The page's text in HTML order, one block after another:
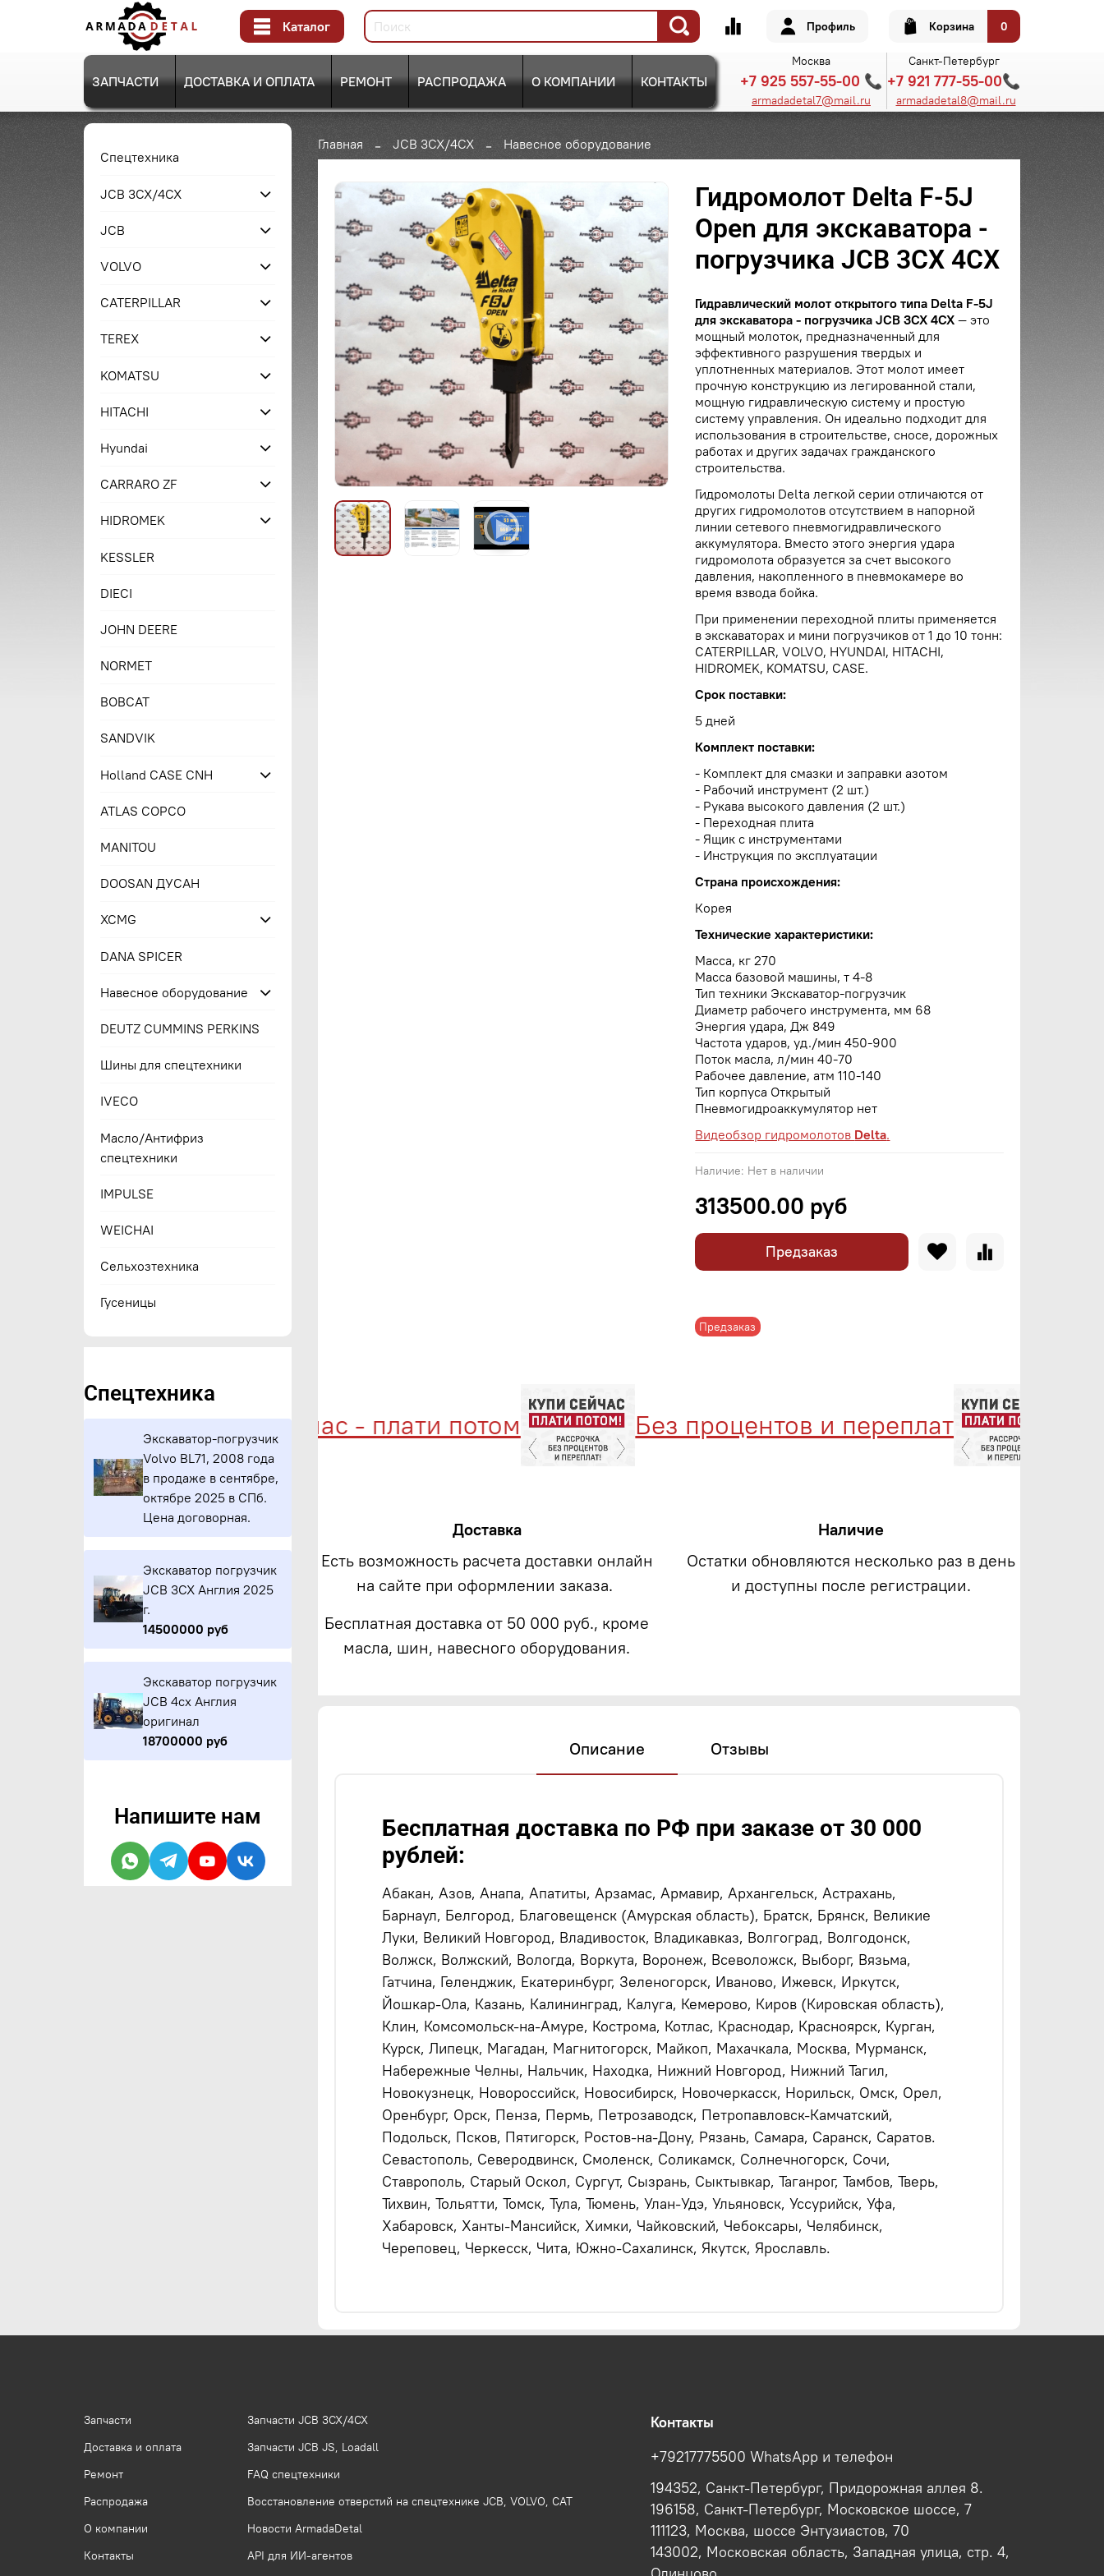
Каталог Профиль Корзина 0
ЗАПЧАСТИ ДОСТАВКА И ОПЛАТА РЕМОНТ РАСПРОДАЖА О КОМПАНИИ КОНТАКТЫ
Москва Санкт-Петербург
+7 925 557-55-00 📞 +7 921 777-55-00📞
armadadetal7@mail.ru armadadetal8@mail.ru
Главная JCB 3CX/4CX Навесное оборудование
Наличие: Нет в наличии
Предзаказ
Гидромолот Delta F-5J
Open для экскаватора -
погрузчика JCB 3CX 4CX
313500.00 руб
Предзаказ
Гидравлический молот открытого типа Delta F-5J
для экскаватора - погрузчика JCB 3CX 4CX — это
мощный молоток, предназначенный для
эффективного разрушения твердых и
уплотненных материалов. Этот молот имеет
прочную конструкцию из легированной стали,
мощную гидравлическую систему и простую
систему управления. Он идеально подходит для
использования в строительстве, сносе, дорожных
работах и других задачах гражданского
строительства.
Гидромолоты Delta легкой серии отличаются от
других гидромолотов отсутствием в напорной
линии сетевого пневмогидравлического
аккумулятора. Вместо этого энергия удара
гидромолота образуется за счет высокого
давления, накопленного в пневмокамере во
время взвода бойка.
При применении переходной плиты применяется
в экскаваторах и мини погрузчиков от 1 до 10 тонн:
CATERPILLAR, VOLVO, HYUNDAI, HITACHI,
HIDROMEK, KOMATSU, CASE.
Срок поставки:
5 дней
Комплект поставки:
- Комплект для смазки и заправки азотом
- Рабочий инструмент (2 шт.)
- Рукава высокого давления (2 шт.)
- Переходная плита
- Ящик с инструментами
- Инструкция по эксплуатации
Страна происхождения:
Корея
Технические характеристики:
Масса, кг 270
Масса базовой машины, т 4-8
Тип техники Экскаватор-погрузчик
Диаметр рабочего инструмента, мм 68
Энергия удара, Дж 849
Частота ударов, уд./мин 450-900
Поток масла, л/мин 40-70
Рабочее давление, атм 110-140
Тип корпуса Открытый
Пневмогидроаккумулятор нет
Видеобзор гидромолотов Delta.
Купи сейчас - плати потом Без процентов и переплат
Доставка
Есть возможность расчета доставки онлайн
на сайте при оформлении заказа.
Бесплатная доставка от 50 000 руб., кроме
масла, шин, навесного оборудования.
Наличие
Остатки обновляются несколько раз в день
и доступны после регистрации.
Описание Отзывы
Бесплатная доставка по РФ при заказе от 30 000
рублей:
Абакан, Азов, Анапа, Апатиты, Арзамас, Армавир, Архангельск, Астрахань,
Барнаул, Белгород, Благовещенск (Амурская область), Братск, Брянск, Великие
Луки, Великий Новгород, Владивосток, Владикавказ, Волгоград, Волгодонск,
Волжск, Волжский, Вологда, Воркута, Воронеж, Всеволожск, Выборг, Вязьма,
Гатчина, Геленджик, Екатеринбург, Зеленогорск, Иваново, Ижевск, Иркутск,
Йошкар-Ола, Казань, Калининград, Калуга, Кемерово, Киров (Кировская область),
Клин, Комсомольск-на-Амуре, Кострома, Котлас, Краснодар, Красноярск, Курган,
Курск, Липецк, Магадан, Магнитогорск, Майкоп, Махачкала, Москва, Мурманск,
Набережные Челны, Нальчик, Находка, Нижний Новгород, Нижний Тагил,
Новокузнецк, Новороссийск, Новосибирск, Новочеркасск, Норильск, Омск, Орел,
Оренбург, Орск, Пенза, Пермь, Петрозаводск, Петропавловск-Камчатский,
Подольск, Псков, Пятигорск, Ростов-на-Дону, Рязань, Самара, Саранск, Саратов.
Севастополь, Северодвинск, Смоленск, Соликамск, Солнечногорск, Сочи,
Ставрополь, Старый Оскол, Сургут, Сызрань, Сыктывкар, Таганрог, Тамбов, Тверь,
Тихвин, Тольятти, Томск, Тула, Тюмень, Улан-Удэ, Ульяновск, Уссурийск, Уфа,
Хабаровск, Ханты-Мансийск, Химки, Чайковский, Чебоксары, Челябинск,
Череповец, Черкесск, Чита, Южно-Сахалинск, Якутск, Ярославль.
Спецтехника
JCB 3CX/4CX
JCB
VOLVO
CATERPILLAR
TEREX
KOMATSU
HITACHI
Hyundai
CARRARO ZF
HIDROMEK
KESSLER
DIECI
JOHN DEERE
NORMET
BOBCAT
SANDVIK
Holland CASE CNH
ATLAS COPCO
MANITOU
DOOSAN ДУСАН
XCMG
DANA SPICER
Навесное оборудование
DEUTZ CUMMINS PERKINS
Шины для спецтехники
IVECO
Масло/Антифриз
спецтехники
IMPULSE
WEICHAI
Сельхозтехника
Гусеницы
Спецтехника
Экскаватор-погрузчик
Volvo BL71, 2008 года
в продаже в сентябре,
октябре 2025 в СПб.
Цена договорная.
Экскаватор погрузчик
JCB 3CX Англия 2025
г.
14500000 руб
Экскаватор погрузчик
JCB 4cx Англия
оригинал
18700000 руб
Напишите нам
Запчасти
Доставка и оплата
Ремонт
Распродажа
О компании
Контакты
Запчасти JCB 3CX/4CX
Запчасти JCB JS, Loadall
FAQ спецтехники
Восстановление отверстий на спецтехнике JCB, VOLVO, CAT
Новости ArmadaDetal
API для ИИ-агентов
Контакты
+79217775500 WhatsApp и телефон
194352, Санкт-Петербург, Придорожная аллея 8.
196158, Санкт-Петербург, Московское шоссе, 7
111123, Москва, шоссе Энтузиастов, 70
143002, Московская область, Западная улица, стр. 4,